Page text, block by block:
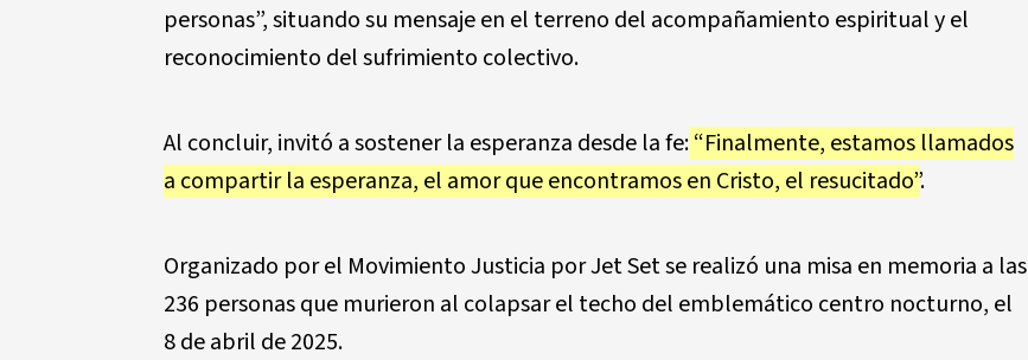
personas”, situando su mensaje en el terreno del acompañamiento espiritual y el
reconocimiento del sufrimiento colectivo.
Al concluir, invitó a sostener la esperanza desde la fe:“Finalmente, estamos llamados
a compartir la esperanza, el amor que encontramos en Cristo, el resucitado”.
Organizado por el Movimiento Justicia por Jet Set se realizó una misa en memoria a las
236 personas que murieron al colapsar el techo del emblemático centro nocturno, el
8 de abril de 2025.